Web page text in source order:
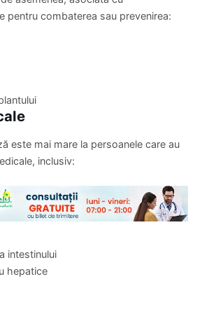
pentru combaterea sau prevenirea:
este mai mare la persoanele care au
inclusiv:
intestinului
hepatice